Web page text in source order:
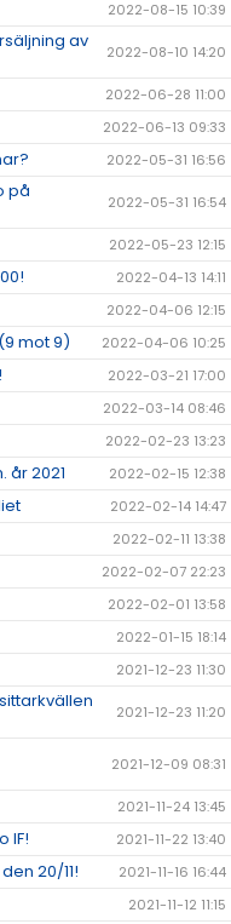
2022-08-15 10:39
av
2022-08-10 14:20
2022-06-28 11:00
2022-06-13 09:33
2022-05-31 16:56
på
2022-05-31 16:54
2022-05-23 12:15
2022-04-13 14:11
2022-04-06 12:15
mot 9) 2022-04-06 10:25
2022-03-21 17:00
2022-03-14 08:46
2022-02-23 13:23
år 2021 2022-02-15 12:38
2022-02-14 14:47
2022-02-11 13:38
2022-02-07 22:23
2022-02-01 13:58
2022-01-15 18:14
2021-12-23 11:30
2021-12-23 11:20
2021-12-09 08:31
2021-11-24 13:45
IF! 2021-11-22 13:40
20/11! 2021-11-16 16:44
2021-11-12 11:15